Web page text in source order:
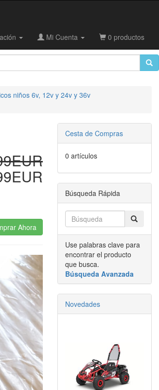
Mi Cuenta 0 productos
niños 6v, 12v y 24v y 36v
Ahora
Cesta de Compras
0 artículos
Búsqueda Rápida
Use palabras clave para
encontrar el producto
que busca.
Búsqueda Avanzada
Novedades